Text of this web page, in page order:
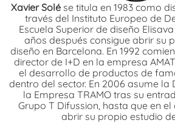
Xavier Solé se titula en 1983 como
través del Instituto Europeo de
Escuela Superior de diseño
años después consigue abrir su
diseño en Barcelona. En 1992
director de I+D en la empresa
el desarrollo de productos de
dentro del sector. En 2006 asume la
la Empresa TRAMO tras su
Grupo T Difussion, hasta que en el
abrir su propio estudio